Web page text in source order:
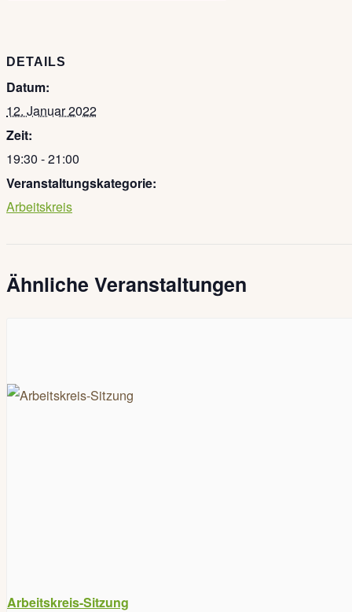
DETAILS
Datum:
12. Januar 2022
Zeit:
19:30 - 21:00
Veranstaltungskategorie:
Arbeitskreis
Ähnliche Veranstaltungen
Arbeitskreis-Sitzung